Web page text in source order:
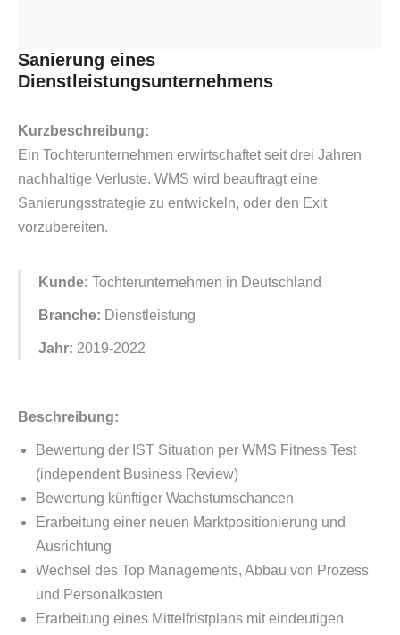
Sanierung eines
Dienstleistungsunternehmens
Kurzbeschreibung:
Ein Tochterunternehmen erwirtschaftet seit drei Jahren
nachhaltige Verluste. WMS wird beauftragt eine
Sanierungsstrategie zu entwickeln, oder den Exit
vorzubereiten.
Kunde: Tochterunternehmen in Deutschland
Branche: Dienstleistung
Jahr: 2019-2022
Beschreibung:
Bewertung der IST Situation per WMS Fitness Test
(independent Business Review)
Bewertung künftiger Wachstumschancen
Erarbeitung einer neuen Marktpositionierung und
Ausrichtung
Wechsel des Top Managements, Abbau von Prozess
und Personalkosten
Erarbeitung eines Mittelfristplans mit eindeutigen